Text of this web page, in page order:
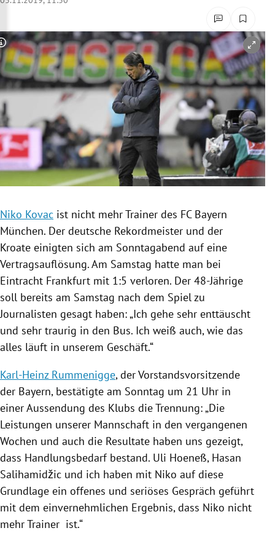
Untermenü
Untermenü
Untermenü
Untermenü
Untermenü
Untermenü
Copyright-Hinweis öffnen/schließen
Niko Kovac ist nicht mehr Trainer des FC Bayern
München. Der deutsche Rekordmeister und der
Kroate einigten sich am Sonntagabend auf eine
Vertragsauflösung. Am Samstag hatte man bei
Eintracht Frankfurt mit 1:5 verloren. Der 48-Jährige
soll bereits am Samstag nach dem Spiel zu
Journalisten gesagt haben: „Ich gehe sehr enttäuscht
und sehr traurig in den Bus. Ich weiß auch, wie das
alles läuft in unserem Geschäft.“
Karl-Heinz Rummenigge, der Vorstandsvorsitzende
der Bayern, bestätigte am Sonntag um 21 Uhr in
einer Aussendung des Klubs die Trennung: „Die
Leistungen unserer Mannschaft in den vergangenen
Wochen und auch die Resultate haben uns gezeigt,
dass Handlungsbedarf bestand. Uli Hoeneß, Hasan
Salihamidžic und ich haben mit Niko auf diese
Grundlage ein offenes und seriöses Gespräch geführt
mit dem einvernehmlichen Ergebnis, dass Niko nicht
mehr Trainer ist.“